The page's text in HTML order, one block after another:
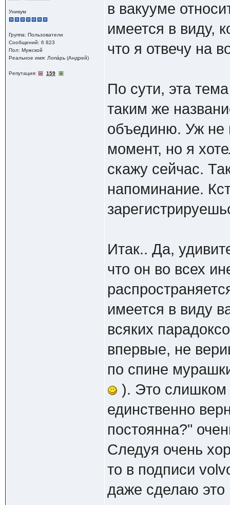
Уникум
Группа: Пользователи
Сообщений: 6 823
Пол: Мужской
Реальное имя: Лопáрь (Андрей)
Репутация: 159
в вакууме
имеется в виду,
что я отвечу на
По сути, эта
таким же
объединю. Уж не
момент, но я
скажу сейчас.
напоминание.
Итак.. Да,
что он во всех
имеется в виду
всяких
впервые, не
по спине
). Это слишком
единственно
постоянна?"
Следуя очень
то в подписи
даже сделаю это